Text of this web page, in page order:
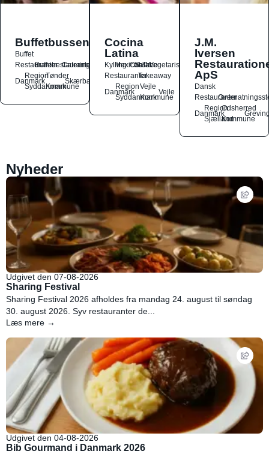
Buffetbussen
Buffet
Restauranter
Buffetrestauranter
Catering
Danmark
Region
Syddanmark
Tønder
Kommune
Skærbæk
Cocina
Latina
Kylling
Mexicansk
OstSalat
TacoVegetarisk
RestauranterTakeaway
Danmark
Region
Syddanmark
Vejle
Kommune
Vejle
J.M.
Iversen
ApS
Dansk
Restauranter
Danmark
Region
Sjælland
Odsherred
Kommune
Nyheder
Udgivet den 07-08-2026
Sharing Festival
Sharing Festival 2026 afholdes fra mandag 24. august til søndag
30. august 2026. Syv restauranter de...
Læs mere →
Udgivet den 04-08-2026
Bib Gourmand i Danmark 2026